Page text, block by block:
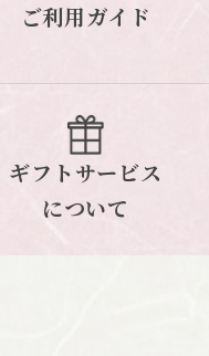
ご利用ガイド
ギフトサービス
について